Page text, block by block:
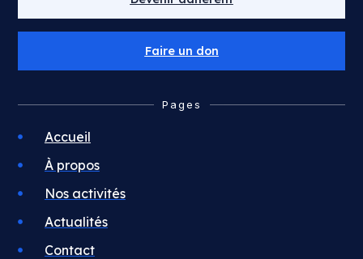
Faire un don
Pages
Accueil
À propos
Nos activités
Actualités
Contact